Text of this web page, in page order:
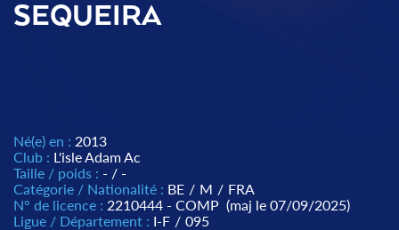
SEQUEIRA
Né(e) en : 2013
Club : L'isle Adam Ac
Taille / poids : - / -
Catégorie / Nationalité : BE / M / FRA
N° de licence : 2210444 - COMP (maj le 07/09/2025)
Ligue / Département : I-F / 095